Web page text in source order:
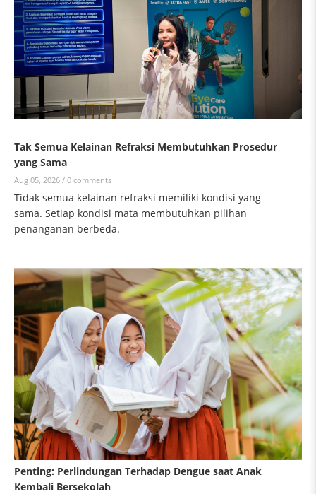
Tak Semua Kelainan Refraksi Membutuhkan Prosedur
yang Sama
Aug 05, 2026 / 0 comments
Tidak semua kelainan refraksi memiliki kondisi yang
sama. Setiap kondisi mata membutuhkan pilihan
penanganan berbeda.
Penting: Perlindungan Terhadap Dengue saat Anak
Kembali Bersekolah